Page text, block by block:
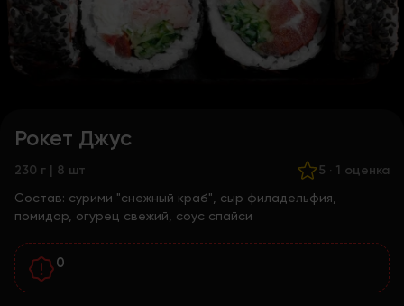
Рокет Джус
230 г | 8 шт 5 · 1 оценка
Состав: сурими "снежный краб", сыр филадельфия,
помидор, огурец свежий, соус спайси
0